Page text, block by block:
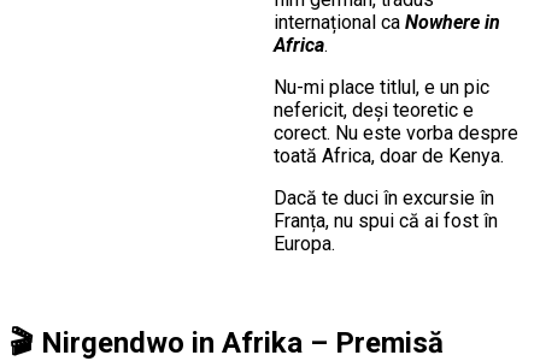
internațional ca Nowhere in
Africa.
Nu-mi place titlul, e un pic
nefericit, deși teoretic e
corect. Nu este vorba despre
toată Africa, doar de Kenya.
Dacă te duci în excursie în
Franța, nu spui că ai fost în
Europa.
🎬 Nirgendwo in Afrika – Premisă